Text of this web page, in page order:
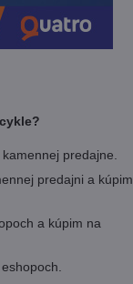
predajne.
predajni a kúpim
a kúpim na